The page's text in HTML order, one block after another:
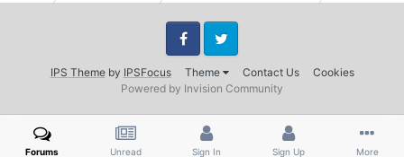
IPS Themeby IPSFocus Theme Contact Us Cookies
FacebookTwitter
Powered by Invision Community
Forums Unread Sign In Sign Up More